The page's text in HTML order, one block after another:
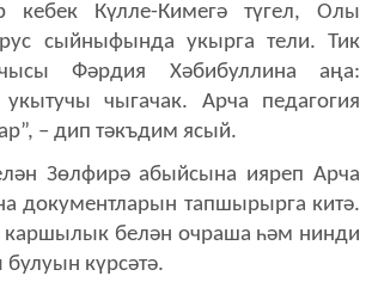
кебек Күлле-Кимегә түгел, Олы
сыйныфында укырга тели. Тик
Фәрдия Хәбибуллина аңа:
чыгачак. Арча педагогия
– дип тәкъдим ясый.
Зөлфирә абыйсына ияреп Арча
документларын тапшырырга китә.
белән очраша һәм нинди
күрсәтә.